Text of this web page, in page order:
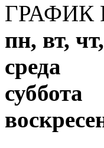
ГРАФИК
пн, вт,
среда с
суббота